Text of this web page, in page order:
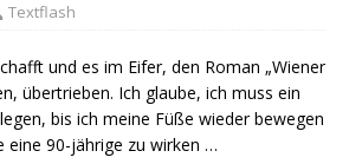
Textflash
und es im Eifer, den Roman „Wiener
übertrieben. Ich glaube, ich muss ein
bis ich meine Füße wieder bewegen
eine 90-jährige zu wirken …